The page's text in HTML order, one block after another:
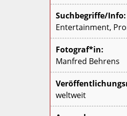
Suchbegriffe/Info:
Entertainment,
Fotograf*in:
Manfred Behrens
weltweit